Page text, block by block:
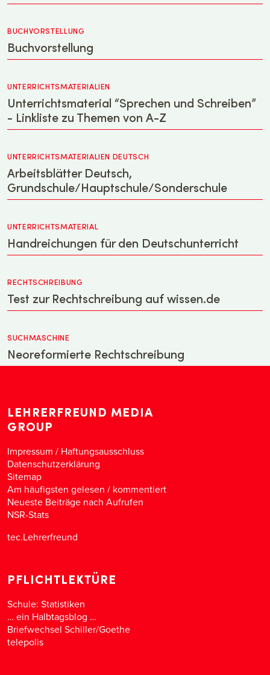
BUCHVORSTELLUNG
Buchvorstellung
UNTERRICHTSMATERIALIEN
Unterrichtsmaterial “Sprechen und Schreiben”
- Linkliste zu Themen von A-Z
UNTERRICHTSMATERIALIEN DEUTSCH
Arbeitsblätter Deutsch,
Grundschule/Hauptschule/Sonderschule
UNTERRICHTSMATERIAL
Handreichungen für den Deutschunterricht
RECHTSCHREIBUNG
Test zur Rechtschreibung auf wissen.de
SUCHMASCHINE
Neoreformierte Rechtschreibung
LEHRERFREUND MEDIA
GROUP
Impressum / Haftungsausschluss
Datenschutzerklärung
Sitemap
Am häufigsten gelesen / kommentiert
Neueste Beiträge nach Aufrufen
NSR-Stats
tec.Lehrerfreund
PFLICHTLEKTÜRE
Schule: Statistiken
… ein Halbtagsblog …
Briefwechsel Schiller/Goethe
telepolis